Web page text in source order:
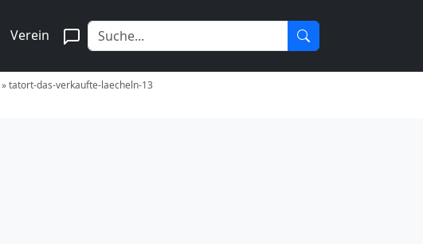
Verein
»tatort-das-verkaufte-laecheln-13